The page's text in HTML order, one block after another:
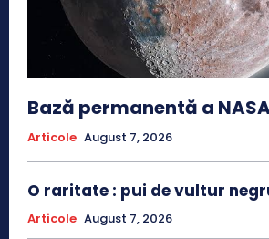
Bază permanentă a
Articole August 7, 2026
O raritate : pui de vultur
Articole August 7, 2026